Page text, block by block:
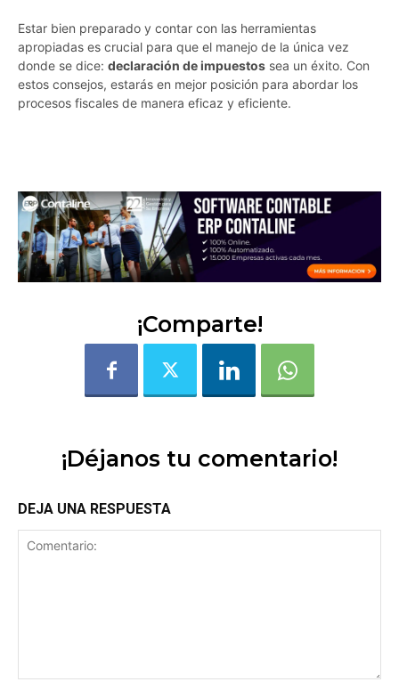
Estar bien preparado y contar con las herramientas
apropiadas es crucial para que el manejo de la única vez
donde se dice: declaración de impuestos sea un éxito. Con
estos consejos, estarás en mejor posición para abordar los
procesos fiscales de manera eficaz y eficiente.
¡Comparte!
¡Déjanos tu comentario!
DEJA UNA RESPUESTA